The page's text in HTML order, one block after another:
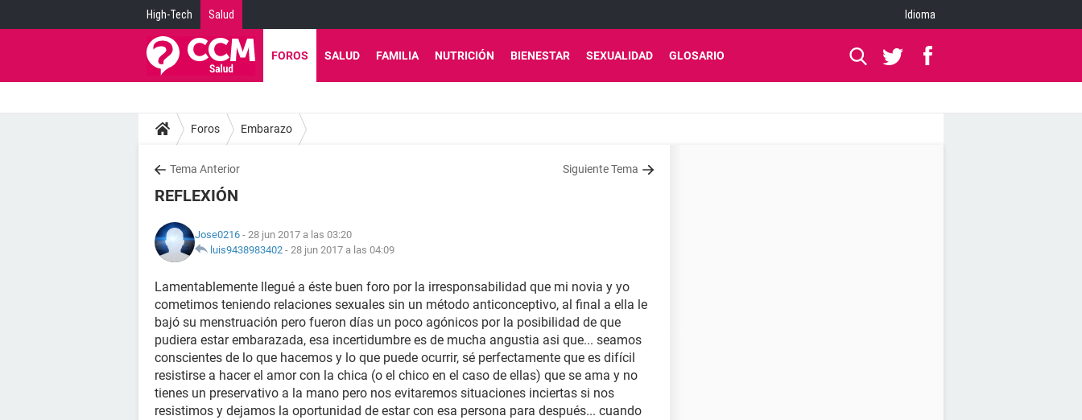
High-Tech Salud Idioma
FOROS SALUD FAMILIA NUTRICIÓN BIENESTAR SEXUALIDAD GLOSARIO
Foros Embarazo
Tema Anterior Siguiente Tema
REFLEXIÓN
Jose0216 - 28 jun 2017 a las 03:20
luis9438983402 - 28 jun 2017 a las 04:09
Lamentablemente llegué a éste buen foro por la irresponsabilidad que mi novia y yo
cometimos teniendo relaciones sexuales sin un método anticonceptivo, al final a ella le
bajó su menstruación pero fueron días un poco agónicos por la posibilidad de que
pudiera estar embarazada, esa incertidumbre es de mucha angustia asi que... seamos
conscientes de lo que hacemos y lo que puede ocurrir, sé perfectamente que es difícil
resistirse a hacer el amor con la chica (o el chico en el caso de ellas) que se ama y no
tienes un preservativo a la mano pero nos evitaremos situaciones inciertas si nos
resistimos y dejamos la oportunidad de estar con esa persona para después... cuando